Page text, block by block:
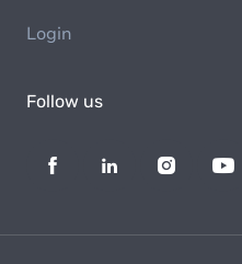
Login
Follow us